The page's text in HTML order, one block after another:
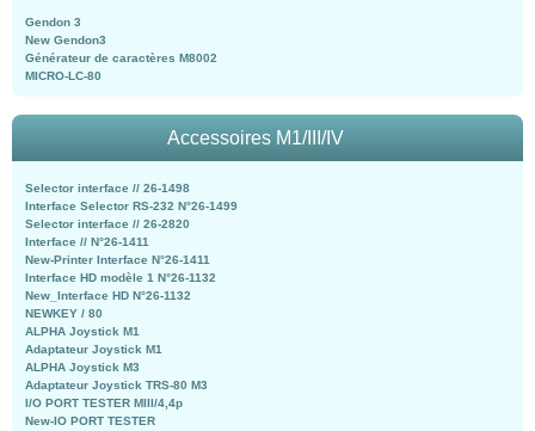
Gendon 3
New Gendon3
Générateur de caractères M8002
MICRO-LC-80
Accessoires M1/III/IV
Selector interface // 26-1498
Interface Selector RS-232 N°26-1499
Selector interface // 26-2820
Interface // N°26-1411
New-Printer Interface N°26-1411
Interface HD modèle 1 N°26-1132
New_Interface HD N°26-1132
NEWKEY / 80
ALPHA Joystick M1
Adaptateur Joystick M1
ALPHA Joystick M3
Adaptateur Joystick TRS-80 M3
I/O PORT TESTER MIII/4,4p
New-IO PORT TESTER